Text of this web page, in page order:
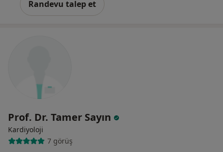
Randevu talep et
Prof. Dr. Tamer Sayın
Kardiyoloji
7 görüş